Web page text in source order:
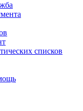
списков